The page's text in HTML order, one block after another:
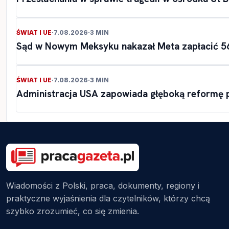
ŚWIAT I UE·7.08.2026·3 MIN
Sąd w Nowym Meksyku nakazał Meta
ŚWIAT I UE·7.08.2026·3 MIN
Administracja USA zapowiada głęboką
Wiadomości z Polski, praca, dokumenty, regiony i
praktyczne wyjaśnienia dla czytelników, którzy chcą
szybko zrozumieć, co się zmienia.